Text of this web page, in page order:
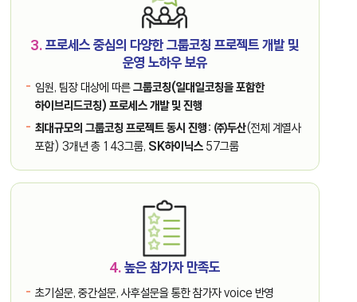
3.프로세스 중심의 다양한 그룹코칭 프로젝트 개발 및
운영 노하우 보유
임원, 팀장 대상에 따른그룹코칭(일대일코칭을 포함한
하이브리드코칭) 프로세스 개발 및 진행
최대규모의 그룹코칭 프로젝트 동시 진행: ㈜두산(전체 계열사
포함) 3개년 총 143그룹, SK하이닉스 57그룹
4.높은 참가자 만족도
초기설문, 중간설문, 사후설문을 통한 참가자 voice 반영